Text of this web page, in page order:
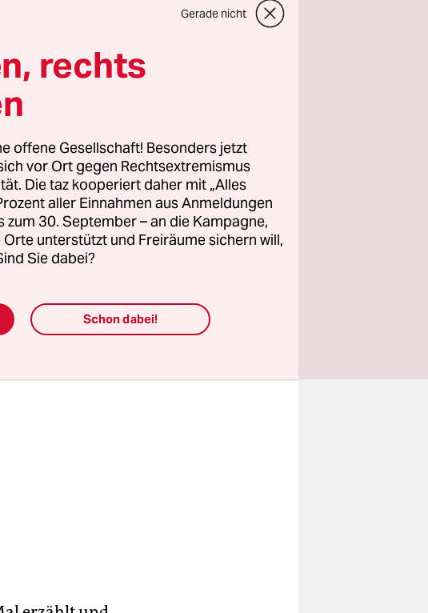
ich die Band mit
für mich ein
dass die
das doch
normale Typen
Verzückung
Depeche Mode
hat er sich die
Später nannte er
Gerade nicht
rechts
offene Gesellschaft! Besonders jetzt
vor Ort gegen Rechtsextremismus
Die taz kooperiert daher mit „Alles
aller Einnahmen aus Anmeldungen
zum 30. September – an die Kampagne,
unterstützt und Freiräume sichern will,
Sie dabei?
Schon dabei!